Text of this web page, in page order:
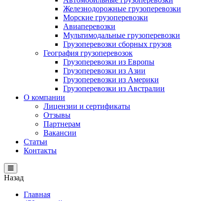
Железнодорожные грузоперевозки
Морские грузоперевозки
Авиаперевозки
Мультимодальные грузоперевозки
Грузоперевозки сборных грузов
География грузоперевозок
Грузоперевозки из Европы
Грузоперевозки из Азии
Грузоперевозки из Америки
Грузоперевозки из Австралии
О компании
Лицензии и сертификаты
Отзывы
Партнерам
Вакансии
Статьи
Контакты
Назад
Главная